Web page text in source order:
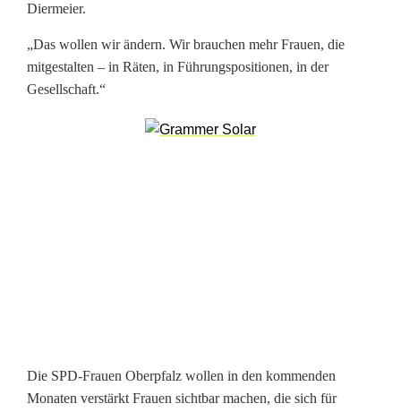
ä
t
i
a
Diermeier.
„Das wollen wir ändern. Wir brauchen mehr Frauen, die
mitgestalten – in Räten, in Führungspositionen, in der
Gesellschaft.“
Die SPD-Frauen Oberpfalz wollen in den kommenden
Monaten verstärkt Frauen sichtbar machen, die sich für